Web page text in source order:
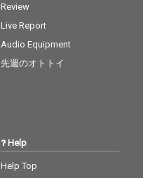
Review
Live Report
Audio Equipment
先週のオトトイ
Help
Help Top